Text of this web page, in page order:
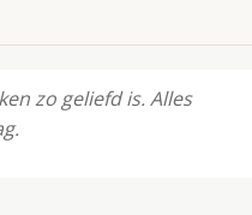
zo geliefd is. Alles